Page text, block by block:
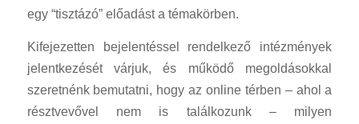
egy “tisztázó” előadást a témakörben.
Kifejezetten bejelentéssel rendelkező intézmények
jelentkezését várjuk, és működő megoldásokkal
szeretnénk bemutatni, hogy az online térben – ahol a
résztvevővel nem is találkozunk – milyen